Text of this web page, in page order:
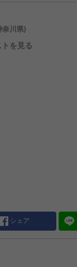
奈川県)
を見る
シェア